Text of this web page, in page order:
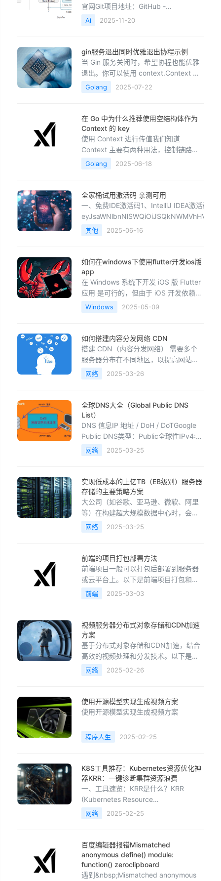
官网Git项目地址：GitHub -
lllyasviel/ControlNet: Let us control
diffusion models!Hgging face地址：
目介
Ai 2025-11-20
gin服务退出同时优雅退出协程示例
当 Gin 服务关闭时，希望协程也能优雅
退出。你可以使用 context.Context 来
控制 goroutine 的生命周期，同时监听
系统信号来优雅地关闭 Gin 服务和后台
优雅退出package main import ( "c
Golang 2025-07-22
在 Go 中为什么推荐使用空结构体作为
Context 的 key
使用 Context 进行传值我们知道
Context 主要有两种用法，控制链路和
安全传值。在此我来演示下如何使用
Context 进行安全传值：
(&nbsp; &nbsp;&nbsp;"co
Golang 2025-06-18
全家桶试用激活码 亲测可用
一、免费IDE激活码1、IntelliJ IDEA激活码1
其他 2025-06-16
如何在windows下使用flutter开发ios版
app
在 Windows 系统下开发 iOS 版 Flutter
应用 是可行的，但由于 iOS 开发依赖
Xcode（仅 macOS 可用），因此需要
一些额外配置。以下是几种解决方案：
适用场景：没有 Mac 设备，但能接受虚
拟机方案。步骤安装 macOS 虚拟
Windows 2025-05-09
如何搭建内容分发网络 CDN
搭建 CDN（内容分发网络） 需要多个
服务器分布在不同地区，以提高网站访
问速度并降低主服务器负载。以下是详
细步骤：1. 规划 CDN 架构目标提高访
容降低主服务器压力：减少直接访问源
站的请求增强可靠性：某个节点故障
时，其他节点可接管CDN 结构CDN 主
要由 源服务
网络 2025-03-26
全球DNS大全（Global Public DNS
List）
DNS 信息IP 地址 / DoH / DoTGoogle
Public DNS类型：Public全球性IPv4:
8.8.8.8IPv4: 8.8.4.4IPv6:
2001:4860:4860::8888IPv6:
https://dns.goo
网络 2025-03-25
实现低成本的上亿TB（EB级别）服务器
存储的主要策略方案
大公司（如谷歌、亚马逊、微软、阿里
等）在构建超大规模数据中心时，会通
过多种方式降低存储成本，实现低成本
的上亿TB（EB级别）服务器存储。主要
大规模采购议价：大厂直接与硬盘制造
商（如希捷、西数、东芝）合作，定制
符合需求的企业级硬盘，并获得大规模
采购折扣。定制硬盘：
网络 2025-03-25
前端的项目打包部署方法
前端项目一般可以打包后部署到服务器
或云平台上。以下是前端项目打包和部
署的基本流程：1. 前端项目打包不同的
前端框架/工具有不同的打包方法：
build 生成的静态文件通常在 dist/ 目
录。使用 Vue CLI：npm run build生成
的静态文
前端 2025-03-03
视频服务器分布式对象存储和CDN加速
方案
基于分布式对象存储和CDN加速，结合
高效的视频处理和分发技术。以下是这
些平台可能采用的具体存储方案分析：1.
核心存储方案：分布式对象存储技术选
存储通常基于分布式对象存储系统，如
自研存储系统或云服务（如阿里云
点：高可靠性：通过
网络 2025-02-26
使用开源模型实现生成视频方案
使用开源模型实现生成视频方案
程序人生 2025-02-25
K8S工具推荐：Kubernetes资源优化神
器KRR：一键诊断集群资源浪费
一、工具速览：KRR是什么？KRR
(Kubernetes Resource
Recommender)是一款基于Prometheus
数据的K8s资源优化工具，专治“资源分
荐Pod的CPU/内存Request与Limit值•
支持Prometheus/Thanos
网络 2025-02-25
百度编辑器报错Mismatched
anonymous define() module:
function() zeroclipboard
遇到&nbsp;Mismatched anonymous